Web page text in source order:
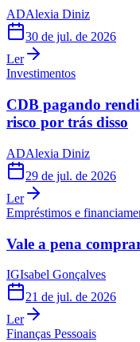
ADAlexia Diniz
30 de jul. de 2026
Ler
Investimentos
CDB pagando
risco por trás disso
ADAlexia Diniz
29 de jul. de 2026
Ler
Empréstimos e
Vale a pena
IGIsabel Gonçalves
21 de jul. de 2026
Ler
Finanças Pessoais